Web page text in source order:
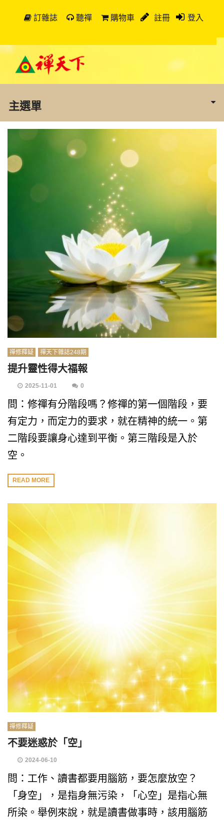
訂雜誌 聽禪 購物車 註冊 登入
主選單
禪修釋疑 禪天下雜誌248期
提升靈性得大福報
2025-11-01 0
問：修禪有分階段嗎？修禪的第一個階段，要
有定力，而定力的要求，就在精神的統一。第
二階段要讓身心達到平衡。第三階段是入於
空。
READ MORE
禪修釋疑
不要迷惑於「空」
2024-06-10
問：工作、讀書都要用腦筋，要怎麼放空？
「身空」，是指身無污染，「心空」是指心無
所染。舉例來說，就是讀書做事時，該用腦筋